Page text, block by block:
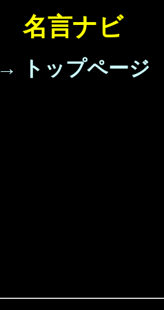
名言ナビ
→ トップページ